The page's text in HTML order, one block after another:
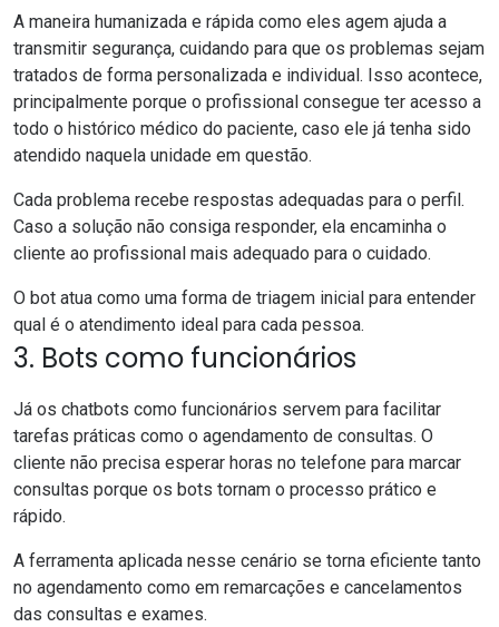
A maneira humanizada e rápida como eles agem ajuda a
transmitir segurança, cuidando para que os problemas sejam
tratados de forma personalizada e individual. Isso acontece,
principalmente porque o profissional consegue ter acesso a
todo o histórico médico do paciente, caso ele já tenha sido
atendido naquela unidade em questão.
Cada problema recebe respostas adequadas para o perfil.
Caso a solução não consiga responder, ela encaminha o
cliente ao profissional mais adequado para o cuidado.
O bot atua como uma forma de triagem inicial para entender
qual é o atendimento ideal para cada pessoa.
3. Bots como funcionários
Já os chatbots como funcionários servem para facilitar
tarefas práticas como o agendamento de consultas. O
cliente não precisa esperar horas no telefone para marcar
consultas porque os bots tornam o processo prático e
rápido.
A ferramenta aplicada nesse cenário se torna eficiente tanto
no agendamento como em remarcações e cancelamentos
das consultas e exames.